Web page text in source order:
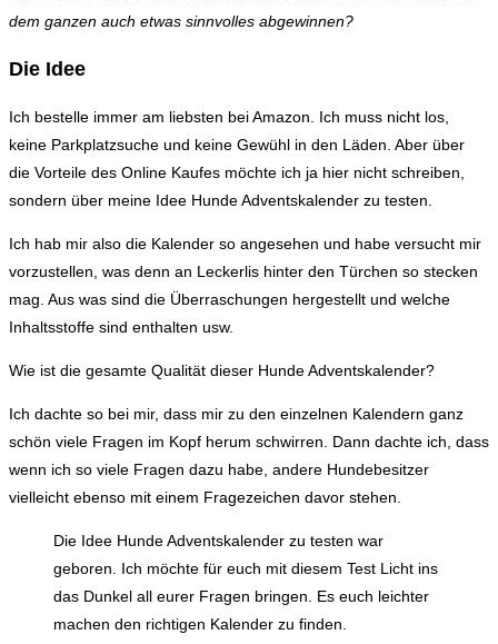
dem ganzen auch etwas sinnvolles abgewinnen?
Die Idee
Ich bestelle immer am liebsten bei Amazon. Ich muss nicht los,
keine Parkplatzsuche und keine Gewühl in den Läden. Aber über
die Vorteile des Online Kaufes möchte ich ja hier nicht schreiben,
sondern über meine Idee Hunde Adventskalender zu testen.
Ich hab mir also die Kalender so angesehen und habe versucht mir
vorzustellen, was denn an Leckerlis hinter den Türchen so stecken
mag. Aus was sind die Überraschungen hergestellt und welche
Inhaltsstoffe sind enthalten usw.
Wie ist die gesamte Qualität dieser Hunde Adventskalender?
Ich dachte so bei mir, dass mir zu den einzelnen Kalendern ganz
schön viele Fragen im Kopf herum schwirren. Dann dachte ich, dass
wenn ich so viele Fragen dazu habe, andere Hundebesitzer
vielleicht ebenso mit einem Fragezeichen davor stehen.
Die Idee Hunde Adventskalender zu testen war
geboren. Ich möchte für euch mit diesem Test Licht ins
das Dunkel all eurer Fragen bringen. Es euch leichter
machen den richtigen Kalender zu finden.